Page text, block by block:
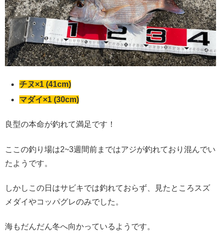
チヌ×1 (41cm)
マダイ×1 (30cm)
良型の本命が釣れて満足です！
ここの釣り場は2~3週間前まではアジが釣れており混んでい
たようです。
しかしこの日はサビキでは釣れておらず、見たところスズ
メダイやコッパグレのみでした。
海もだんだん冬へ向かっているようです。